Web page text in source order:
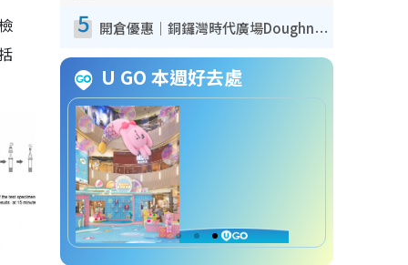
5 開倉優惠｜銅鑼灣時代廣場Doughnut/Campo Marzio開倉低至1折！背囊、書包、手袋劈價$200起
U GO 本週好去處